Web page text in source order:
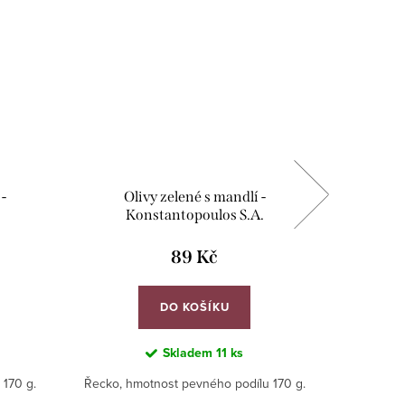
g.
Olivy zelené s mandlí -
Konstantopoulos S.A.
89 Kč
DO KOŠÍKU
Skladem 11 ks
Řecko, hmotnost pevného podílu 170 g.